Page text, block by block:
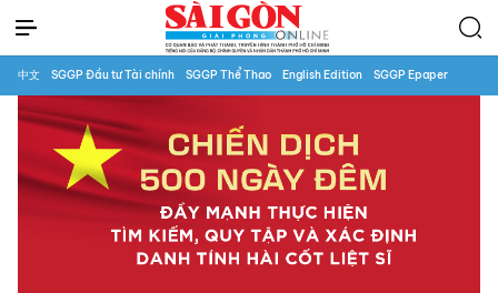
中文 SGGP Đầu tư Tài chính SGGP Thể Thao English Edition SGGP Epaper